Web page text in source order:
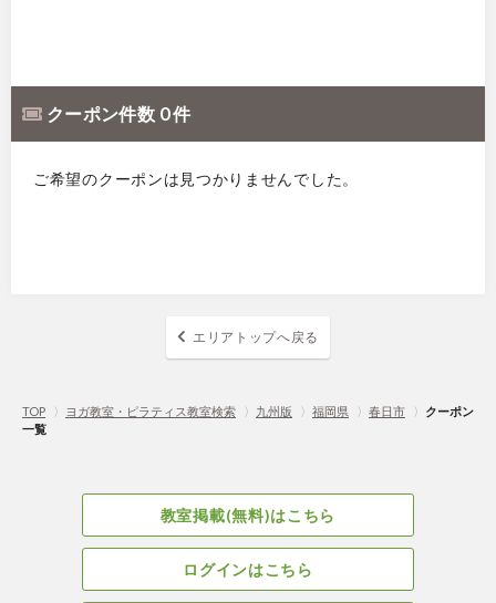
クーポン件数 0 件
ご希望のクーポンは見つかりませんでした。
エリアトップへ戻る
TOP 〉 ヨガ教室・ピラティス教室検索 〉 九州版 〉 福岡県 〉 春日市 〉 クーポン
一覧
教室掲載(無料)はこちら
ログインはこちら